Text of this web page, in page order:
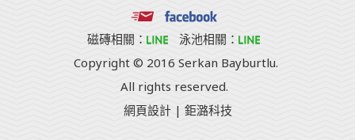
磁磚相關：
泳池相關：
Copyright © 2016 Serkan Bayburtlu.
All rights reserved.
網頁設計| 鉅潞科技